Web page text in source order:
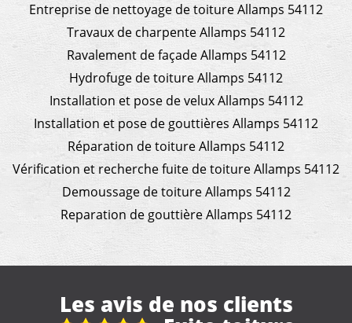
Entreprise de nettoyage de toiture Allamps 54112
Travaux de charpente Allamps 54112
Ravalement de façade Allamps 54112
Hydrofuge de toiture Allamps 54112
Installation et pose de velux Allamps 54112
Installation et pose de gouttières Allamps 54112
Réparation de toiture Allamps 54112
Vérification et recherche fuite de toiture Allamps 54112
Demoussage de toiture Allamps 54112
Reparation de gouttière Allamps 54112
Les avis de nos clients